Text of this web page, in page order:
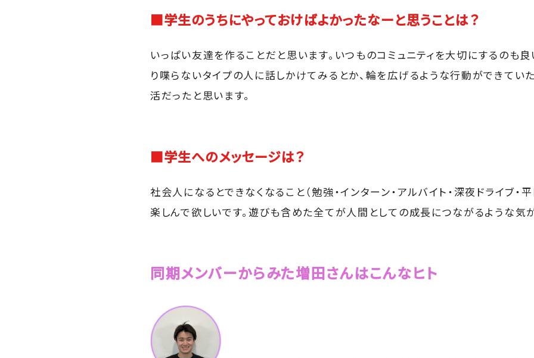
■学生のうちにやっておけばよかったなーと思うことは？
いっぱい友達を作ることだと思います。いつものコミュニティを大切にするのも良
り喋らないタイプの人に話しかけてみるとか、輪を広げるような行動ができてい
活だったと思います。
■学生へのメッセージは？
社会人になるとできなくなること（勉強・インターン・アルバイト・深夜ドライブ・
楽しんで欲しいです。遊びも含めた全てが人間としての成長につながるような気が
同期メンバーからみた増田さんはこんなヒト